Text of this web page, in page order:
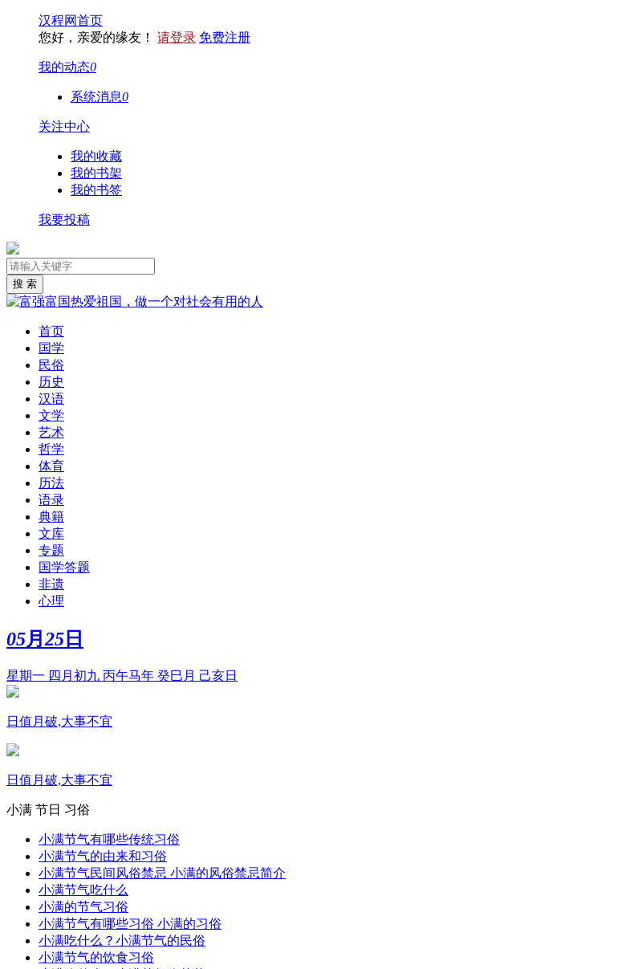
汉程网首页
您好，亲爱的缘友！ 请登录 免费注册
我的动态0
系统消息0
关注中心
我的收藏
我的书架
我的书签
我要投稿
首页
国学
民俗
历史
汉语
文学
艺术
哲学
体育
历法
语录
典籍
文库
专题
国学答题
非遗
心理
05月 25 日
星期一 四月初九 丙午马年 癸巳月 己亥日
日值月破,大事不宜
日值月破,大事不宜
小满 节日 习俗
小满节气有哪些传统习俗
小满节气的由来和习俗
小满节气民间风俗禁忌 小满的风俗禁忌简介
小满节气吃什么
小满的节气习俗
小满节气有哪些习俗 小满的习俗
小满吃什么？小满节气的民俗
小满节气的饮食习俗